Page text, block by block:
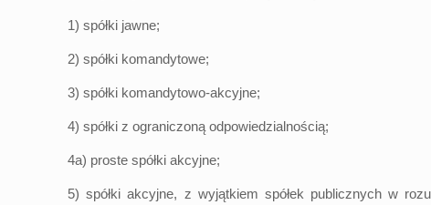
1) spółki jawne;
2) spółki komandytowe;
3) spółki komandytowo-akcyjne;
4) spółki z ograniczoną odpowiedzialnością;
4a) proste spółki akcyjne;
5) spółki akcyjne, z wyjątkiem spółek publicznych w